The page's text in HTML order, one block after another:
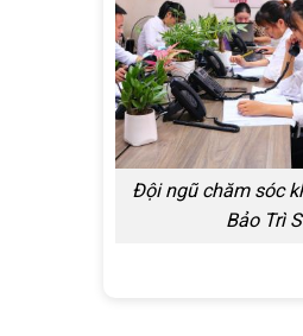
Đội ngũ chăm sóc
Bảo Trì